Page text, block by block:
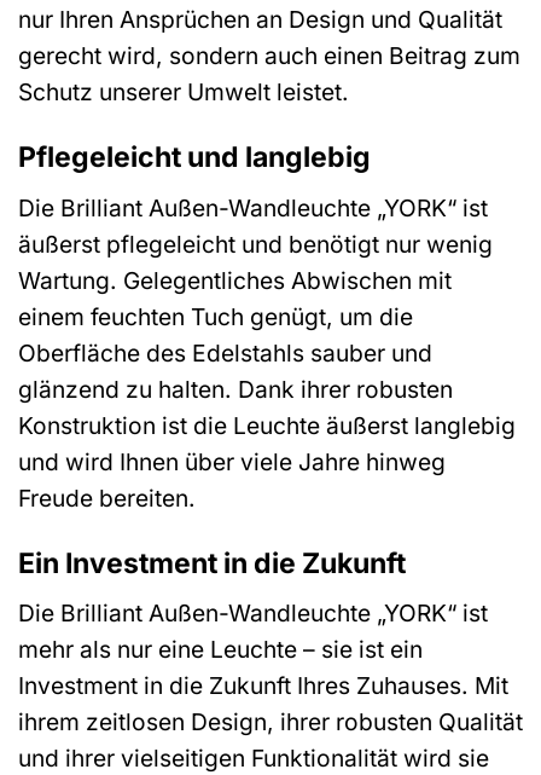
nur Ihren Ansprüchen an Design und Qualität
gerecht wird, sondern auch einen Beitrag zum
Schutz unserer Umwelt leistet.
Pflegeleicht und langlebig
Die Brilliant Außen-Wandleuchte „YORK“ ist
äußerst pflegeleicht und benötigt nur wenig
Wartung. Gelegentliches Abwischen mit
einem feuchten Tuch genügt, um die
Oberfläche des Edelstahls sauber und
glänzend zu halten. Dank ihrer robusten
Konstruktion ist die Leuchte äußerst langlebig
und wird Ihnen über viele Jahre hinweg
Freude bereiten.
Ein Investment in die Zukunft
Die Brilliant Außen-Wandleuchte „YORK“ ist
mehr als nur eine Leuchte – sie ist ein
Investment in die Zukunft Ihres Zuhauses. Mit
ihrem zeitlosen Design, ihrer robusten Qualität
und ihrer vielseitigen Funktionalität wird sie